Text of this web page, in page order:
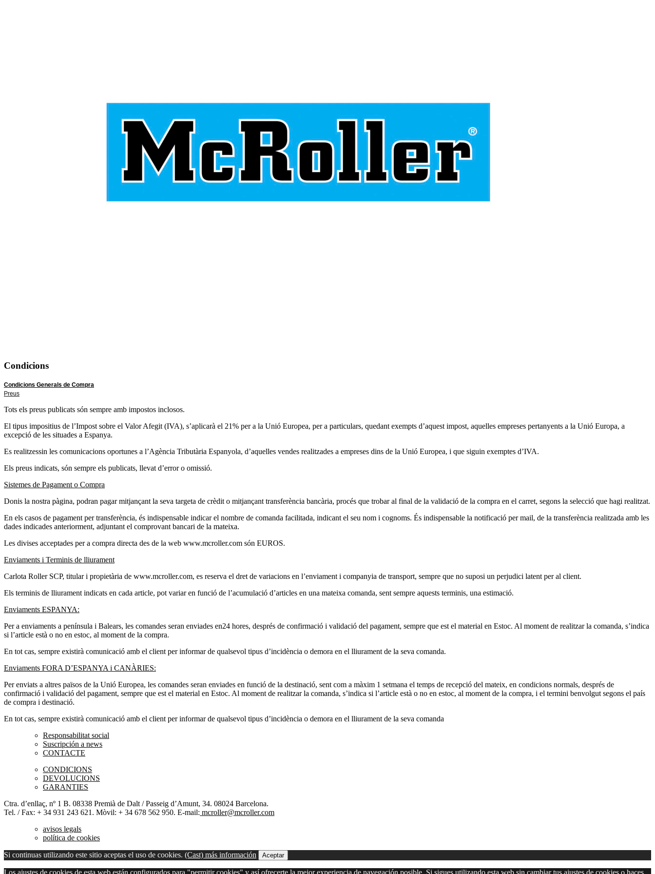
Condicions
Condicions Generals de Compra
Preus
Tots els preus publicats són sempre amb impostos inclosos.
El tipus impositius de l’Impost sobre el Valor Afegit (IVA), s’aplicarà el 21% per a la Unió Europea, per a particulars, quedant exempts d’aquest impost, aquelles empreses pertanyents a la Unió Europa, a
excepció de les situades a Espanya.
Es realitzessin les comunicacions oportunes a l’Agència Tributària Espanyola, d’aquelles vendes realitzades a empreses dins de la Unió Europea, i que siguin exemptes d’IVA.
Els preus indicats, són sempre els publicats, llevat d’error o omissió.
Sistemes de Pagament o Compra
Donis la nostra pàgina, podran pagar mitjançant la seva targeta de crèdit o mitjançant transferència bancària, procés que trobar al final de la validació de la compra en el carret, segons la selecció que hagi realitzat.
En els casos de pagament per transferència, és indispensable indicar el nombre de comanda facilitada, indicant el seu nom i cognoms. És indispensable la notificació per mail, de la transferència realitzada amb les
dades indicades anteriorment, adjuntant el comprovant bancari de la mateixa.
Les divises acceptades per a compra directa des de la web www.mcroller.com són EUROS.
Enviaments i Terminis de lliurament
Carlota Roller SCP, titular i propietària de www.mcroller.com, es reserva el dret de variacions en l’enviament i companyia de transport, sempre que no suposi un perjudici latent per al client.
Els terminis de lliurament indicats en cada article, pot variar en funció de l’acumulació d’articles en una mateixa comanda, sent sempre aquests terminis, una estimació.
Enviaments ESPANYA:
Per a enviaments a península i Balears, les comandes seran enviades en24 hores, després de confirmació i validació del pagament, sempre que est el material en Estoc. Al moment de realitzar la comanda, s’indica
si l’article està o no en estoc, al moment de la compra.
En tot cas, sempre existirà comunicació amb el client per informar de qualsevol tipus d’incidència o demora en el lliurament de la seva comanda.
Enviaments FORA D’ESPANYA i CANÀRIES:
Per enviats a altres països de la Unió Europea, les comandes seran enviades en funció de la destinació, sent com a màxim 1 setmana el temps de recepció del mateix, en condicions normals, després de
confirmació i validació del pagament, sempre que est el material en Estoc. Al moment de realitzar la comanda, s’indica si l’article està o no en estoc, al moment de la compra, i el termini benvolgut segons el país
de compra i destinació.
En tot cas, sempre existirà comunicació amb el client per informar de qualsevol tipus d’incidència o demora en el lliurament de la seva comanda
Responsabilitat social
Suscripción a news
CONTACTE
CONDICIONS
DEVOLUCIONS
GARANTIES
Ctra. d’enllaç, nº 1 B. 08338 Premià de Dalt / Passeig d’Amunt, 34. 08024 Barcelona.
Tel. / Fax: + 34 931 243 621. Mòvil: + 34 678 562 950. E-mail: mcroller@mcroller.com
avisos legals
política de cookies
Si continuas utilizando este sitio aceptas el uso de cookies. (Cast) más información Aceptar